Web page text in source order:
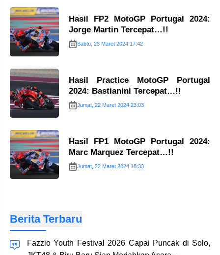
Hasil FP2 MotoGP Portugal 2024:
Jorge Martin Tercepat…!!
Sabtu, 23 Maret 2024 17:42
Hasil Practice MotoGP Portugal
2024: Bastianini Tercepat…!!
Jumat, 22 Maret 2024 23:03
Hasil FP1 MotoGP Portugal 2024:
Marc Marquez Tercepat…!!
Jumat, 22 Maret 2024 18:33
Berita Terbaru
Fazzio Youth Festival 2026 Capai Puncak di Solo,